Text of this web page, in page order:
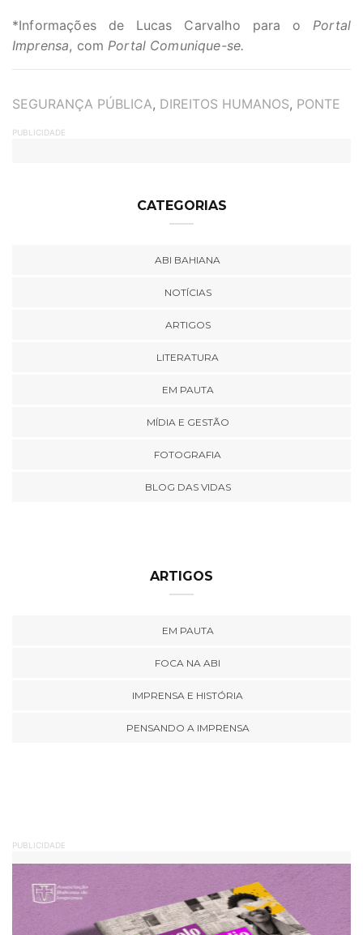
*Informações de Lucas Carvalho para oPortal
Imprensa, comPortal Comunique-se.
TAGS
SEGURANÇA PÚBLICA, DIREITOS HUMANOS, PONTE
PUBLICIDADE
CATEGORIAS
ABI BAHIANA
NOTÍCIAS
ARTIGOS
LITERATURA
EM PAUTA
MÍDIA E GESTÃO
FOTOGRAFIA
BLOG DAS VIDAS
ARTIGOS
EM PAUTA
FOCA NA ABI
IMPRENSA E HISTÓRIA
PENSANDO A IMPRENSA
PUBLICIDADE